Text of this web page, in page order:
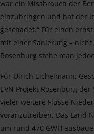
war ein Missbrauch der
einzubringen und hat der
geschadet.“ Für einen
mit einer Sanierung –
Rosenburg stehe man
Für Ulrich Eichelmann,
EVN Projekt Rosenburg
vieler weitere Flüsse
voranzutreiben. Das Land
um rund 470 GWH